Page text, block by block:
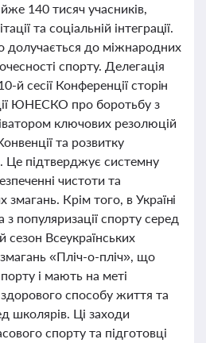
140 тисяч учасників,
та соціальній інтеграції.
долучається до міжнародних
спорту. Делегація
й сесії Конференції сторін
ЮНЕСКО про боротьбу з
ключових резолюцій
та розвитку
Це підтверджує системну
чистоти та
змагань. Крім того, в Україні
популяризації спорту серед
сезон Всеукраїнських
«Пліч-о-пліч», що
і мають на меті
способу життя та
школярів. Ці заходи
спорту та підготовці